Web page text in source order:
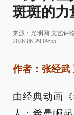
斑斑的力
来源： 光明网-文艺评
2026-06-29 09:55
作者：张经武
由经典动画